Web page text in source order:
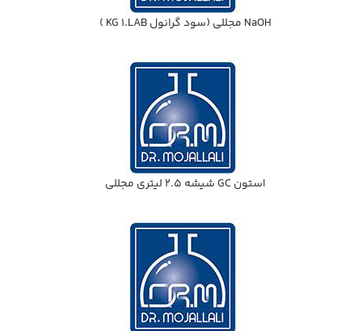
NaOH مجللي (سود گرانول KG 1.LAB )
استون GC شيشه 2.5 ليتري مجللي